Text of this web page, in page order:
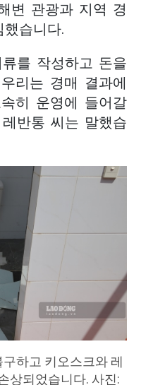
변 관광과 지역 경
습니다.
를 작성하고 돈을
리는 경매 결과에
히 운영에 들어갈
반통 씨는 말했습
하고 키오스크와 레
상되었습니다. 사진: